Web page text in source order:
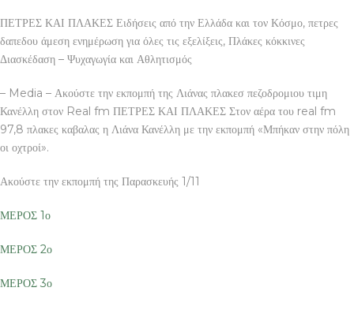
ΠΕΤΡΕΣ ΚΑΙ ΠΛΑΚΕΣ Ειδήσεις από την Ελλάδα και τον Κόσμο, πετρες
δαπεδου άμεση ενημέρωση για όλες τις εξελίξεις, Πλάκες κόκκινες
Διασκέδαση – Ψυχαγωγία και Αθλητισμός
– Media – Ακούστε την εκπομπή της Λιάνας πλακεσ πεζοδρομιου τιμη
Κανέλλη στον Real fm ΠΕΤΡΕΣ ΚΑΙ ΠΛΑΚΕΣ Στον αέρα του real fm
97,8 πλακες καβαλας η Λιάνα Κανέλλη με την εκπομπή «Μπήκαν στην πόλη
οι οχτροί».
Ακούστε την εκπομπή της Παρασκευής 1/11
ΜΕΡΟΣ 1ο
ΜΕΡΟΣ 2ο
ΜΕΡΟΣ 3ο